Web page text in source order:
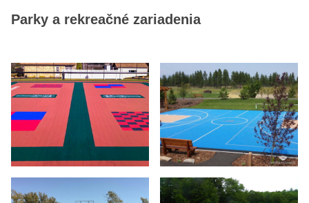
Parky a rekreačné zariadenia